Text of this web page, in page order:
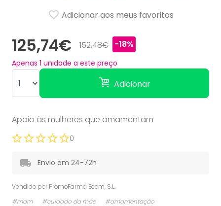
125,74€ 152,48€ -18%
Apenas 1 unidade a este preço
Adicionar
Adicionar aos meus favoritos
Apoio às mulheres que amamentam
0
Envio em 24-72h
Vendido por PromoFarma Ecom, S.L.
#mam
#cuidado da mãe
#amamentação